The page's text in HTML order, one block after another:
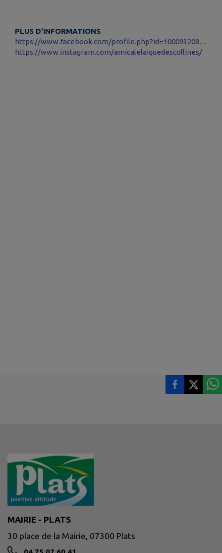
PLUS D'INFORMATIONS
https://www.facebook.com/profile.php?id=100093208975130
https://www.instagram.com/amicalelaiquedescollines/
MAIRIE - PLATS
30 place de la Mairie, 07300 Plats